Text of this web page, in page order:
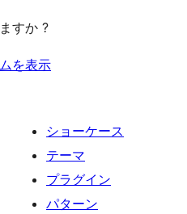
すか ?
を表示
ショーケース
テーマ
プラグイン
パターン